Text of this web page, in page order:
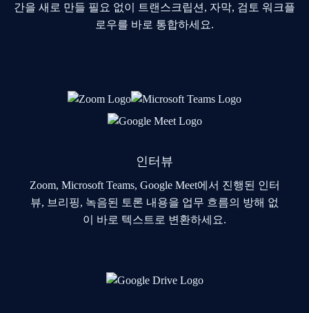
간을 새로 만들 필요 없이 트랜스크립션, 자막, 검토 워크플
로우를 바로 통합하세요.
인터뷰
Zoom, Microsoft Teams, Google Meet에서 진행된 인터
뷰, 브리핑, 녹음된 토론 내용을 업무 흐름의 방해 없
이 바로 텍스트로 변환하세요.